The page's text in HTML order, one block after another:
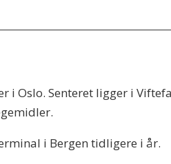
i Oslo. Senteret ligger i
i Bergen tidligere i år.